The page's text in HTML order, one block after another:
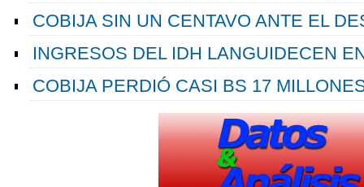
COBIJA SIN UN CENTAVO ANTE EL
INGRESOS DEL IDH LANGUIDECEN
COBIJA PERDIÓ CASI BS 17